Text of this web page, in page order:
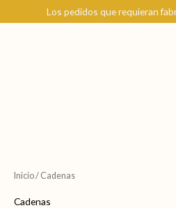
al
Los pedidos que requieran
Inicio/ Cadenas
Cadenas